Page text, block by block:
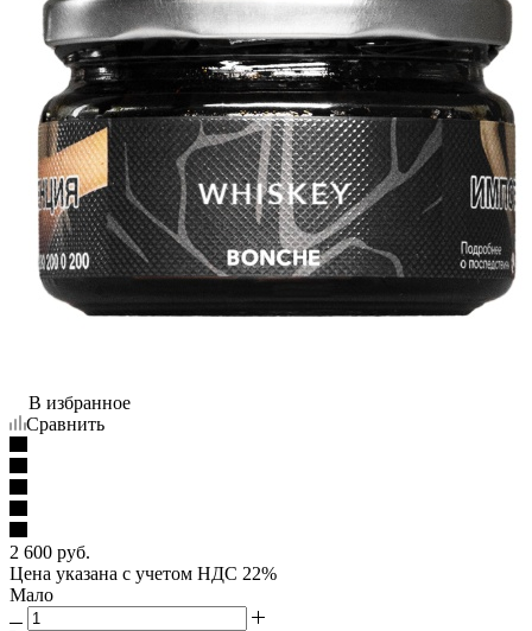
В избранное
Сравнить
2 600 руб.
Цена указана с учетом НДС 22%
Мало